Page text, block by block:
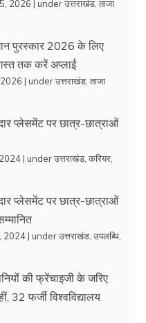
2026 underउत्तराखंड ताजा
पुरस्कार 2026 के लिए
तक करें अप्लाई
| underउत्तराखंड ताजा
प्लेसमेंट पर छात्र-छात्राओं
| underउत्तराखंड करियर
प्लेसमेंट पर छात्र-छात्राओं
2024 | underउत्तराखंड उपलब्धि
की फ्रेंचाइजी के जरिए
32 फर्जी विश्वविद्यालय